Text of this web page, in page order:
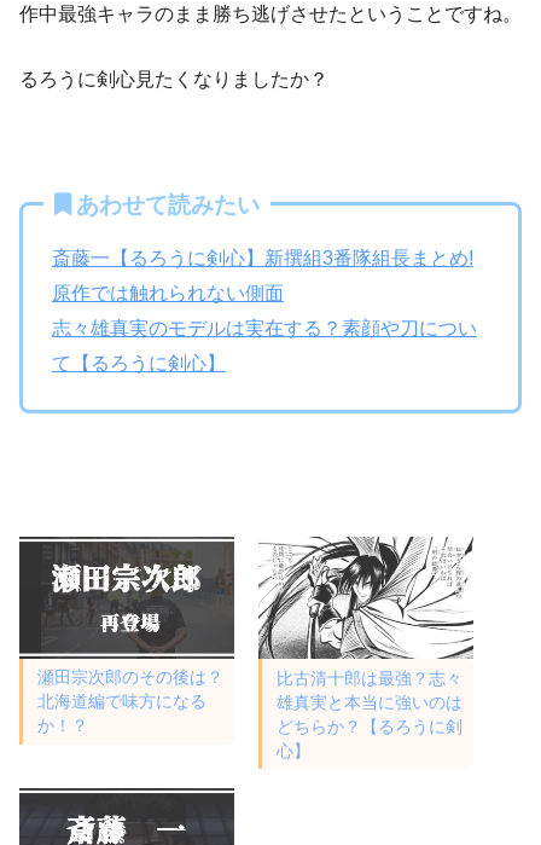
作中最強キャラのまま勝ち逃げさせたということですね。
るろうに剣心見たくなりましたか？
あわせて読みたい
斎藤一【るろうに剣心】新撰組3番隊組長まとめ!
原作では触れられない側面
志々雄真実のモデルは実在する？素顔や刀につい
て【るろうに剣心】
瀬田宗次郎のその後は？
北海道編で味方になる
か！？
比古清十郎は最強？志々
雄真実と本当に強いのは
どちらか？【るろうに剣
心】